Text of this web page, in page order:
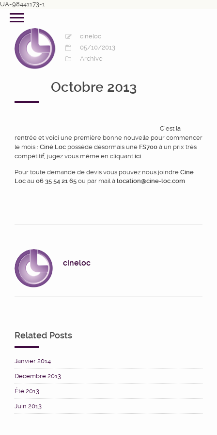
UA-98441173-1
cineloc
05/10/2013
Archive
Octobre 2013
C’est la
rentrée et voici une première bonne nouvelle pour commencer
le mois : Ciné Loc possède désormais une FS700 à un prix très
compétitif, jugez vous même en cliquant ici.
Pour toute demande de devis vous pouvez nous joindre Cine
Loc au 06 35 54 21 65 ou par mail à location@cine-loc.com
cineloc
Related Posts
Janvier 2014
Decembre 2013
Été 2013
Juin 2013